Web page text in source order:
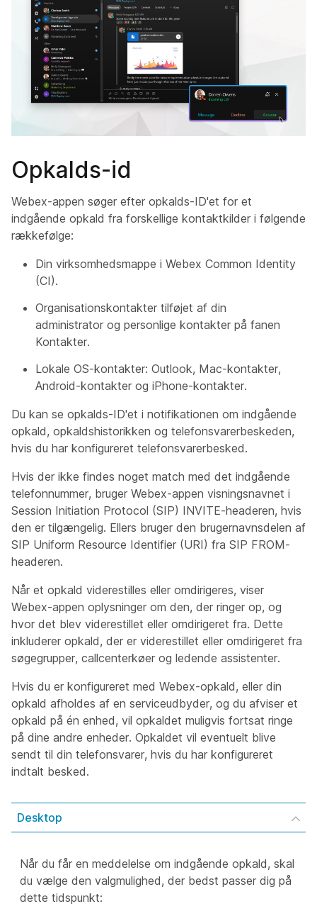
Opkalds-id
Webex-appen søger efter opkalds-ID'et for et
indgående opkald fra forskellige kontaktkilder i følgende
rækkefølge:
Din virksomhedsmappe i Webex Common Identity
(CI).
Organisationskontakter tilføjet af din
administrator og personlige kontakter på fanen
Kontakter.
Lokale OS-kontakter: Outlook, Mac-kontakter,
Android-kontakter og iPhone-kontakter.
Du kan se opkalds-ID'et i notifikationen om indgående
opkald, opkaldshistorikken og telefonsvarerbeskeden,
hvis du har konfigureret telefonsvarerbesked.
Hvis der ikke findes noget match med det indgående
telefonnummer, bruger Webex-appen visningsnavnet i
Session Initiation Protocol (SIP) INVITE-headeren, hvis
den er tilgængelig. Ellers bruger den brugernavnsdelen af
SIP Uniform Resource Identifier (URI) fra SIP FROM-
headeren.
Når et opkald viderestilles eller omdirigeres, viser
Webex-appen oplysninger om den, der ringer op, og
hvor det blev viderestillet eller omdirigeret fra. Dette
inkluderer opkald, der er viderestillet eller omdirigeret fra
søgegrupper, callcenterkøer og ledende assistenter.
Hvis du er konfigureret med Webex-opkald, eller din
opkald afholdes af en serviceudbyder, og du afviser et
opkald på én enhed, vil opkaldet muligvis fortsat ringe
på dine andre enheder. Opkaldet vil eventuelt blive
sendt til din telefonsvarer, hvis du har konfigureret
indtalt besked.
Desktop
Når du får en meddelelse om indgående opkald, skal
du vælge den valgmulighed, der bedst passer dig på
dette tidspunkt: